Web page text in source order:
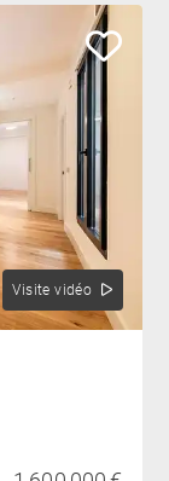
Visite vidéo